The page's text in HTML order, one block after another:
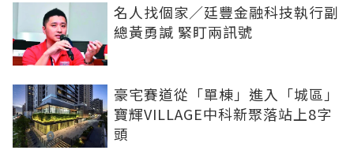
名人找個家／廷豐金融科技執行副
總黃勇諴 緊盯兩訊號
豪宅賽道從「單棟」進入「城區」
寶輝VILLAGE中科新聚落站上8字
頭